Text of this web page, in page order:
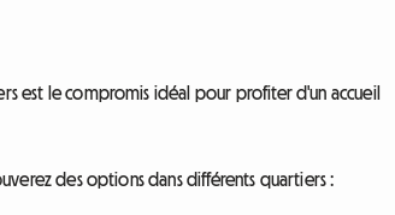
est le compromis idéal pour profiter d'un accueil
des options dans différents quartiers :